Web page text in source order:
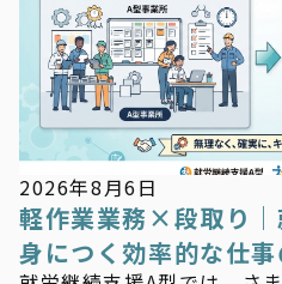
お知
2026年8月6日
軽作業業務×段取り｜
身につく効率的な仕